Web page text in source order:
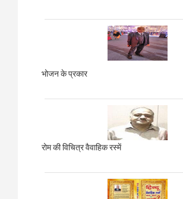
भोजन के प्रकार
रोम की विचित्र वैवाहिक रस्में